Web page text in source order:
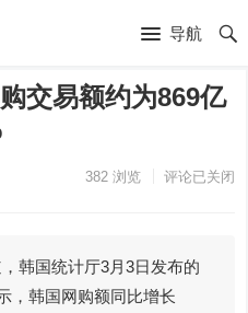
导航
交易额约为869亿
382浏览 评论已关闭
韩国统计厅3月3日发布的
，韩国网购额同比增长